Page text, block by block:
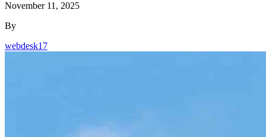
November 11, 2025
By
webdesk17